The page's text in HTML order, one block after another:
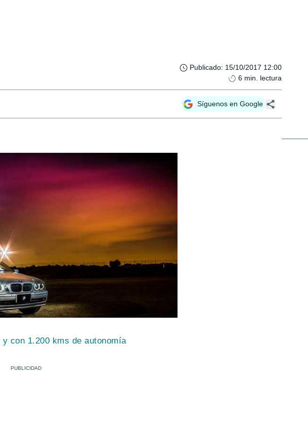
Publicado: 15/10/2017 12:00
6 min. lectura
Síguenos en Google
con 1.200 kms de autonomía